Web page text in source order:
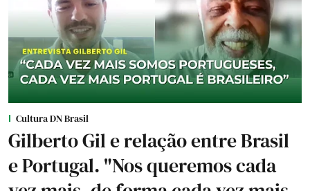
Cultura DN Brasil
Gilberto Gil e relação entre Brasil
e Portugal. "Nos queremos cada